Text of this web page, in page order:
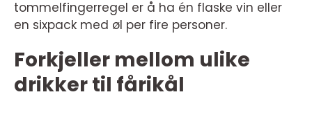
tommelfingerregel er å ha én flaske vin eller
en sixpack med øl per fire personer.
Forkjeller mellom ulike
drikker til fårikål